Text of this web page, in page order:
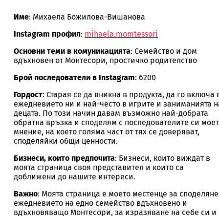
Име: Михаела Божилова-Вишанова
Instagram профил: mihaela.momtessori
Основни теми в комуникацията: Семейство и дом
вдъхновен от Монтесори, простичко родителство
Брой последователи в Instagram: 6200
Гордост: Старая се да вникна в продукта, да го включа
ежедневието ни и най-често в игрите и заниманията
децата. По този начин давам възможно най-добрата
обратна връзка и споделям с последователите си
мнение, на което голяма част от тях се доверяват,
споделяйки общи ценности.
Бизнеси, които предпочита: Бизнеси, които виждат в
моята страница своя представител и които са
доближени до нашите интереси.
Важно: Моята страница е моето местенце за споделяне
ежедневието на едно семейство вдъхновено и
вдъхновяващо Монтесори, за изразяване на себе си и